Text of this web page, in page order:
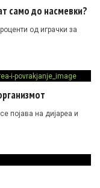
само до насмевки?
од играчки за
појава на дијареа и